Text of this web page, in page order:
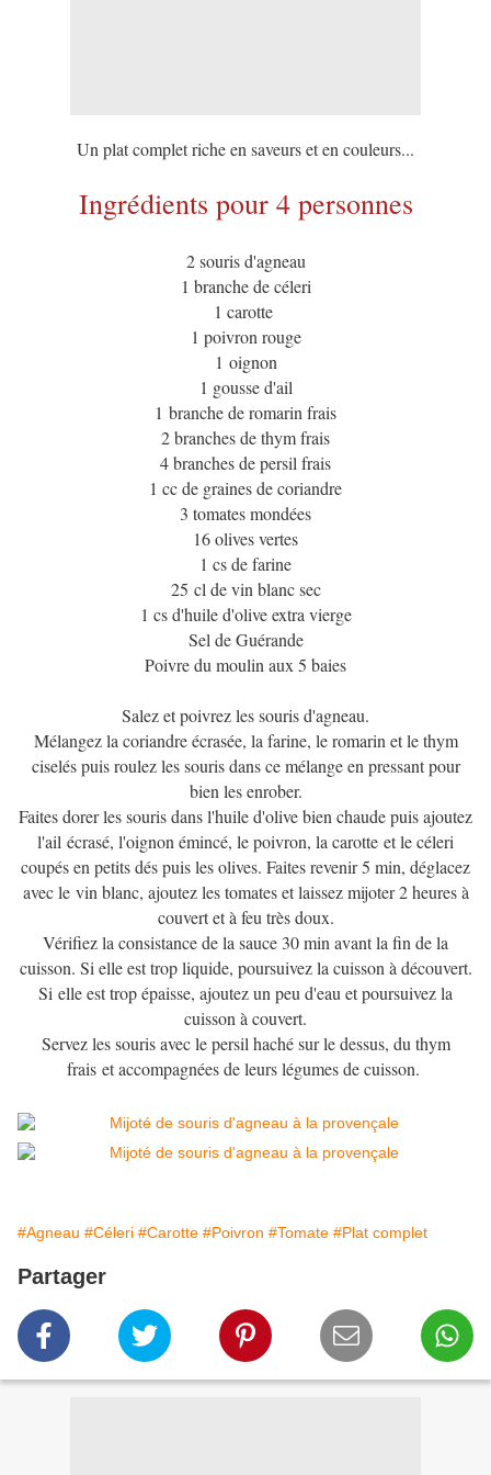
Un plat complet riche en saveurs et en couleurs...
Ingrédients pour 4 personnes
2 souris d'agneau
1 branche de céleri
1 carotte
1 poivron rouge
1 oignon
1 gousse d'ail
1 branche de romarin frais
2 branches de thym frais
4 branches de persil frais
1 cc de graines de coriandre
3 tomates mondées
16 olives vertes
1 cs de farine
25 cl de vin blanc sec
1 cs d'huile d'olive extra vierge
Sel de Guérande
Poivre du moulin aux 5 baies
Salez et poivrez les souris d'agneau.
Mélangez la coriandre écrasée, la farine, le romarin et le thym
ciselés puis roulez les souris dans ce mélange en pressant pour
bien les enrober.
Faites dorer les souris dans l'huile d'olive bien chaude puis ajoutez
l'ail écrasé, l'oignon émincé, le poivron, la carotte et le céleri
coupés en petits dés puis les olives. Faites revenir 5 min, déglacez
avec le vin blanc, ajoutez les tomates et laissez mijoter 2 heures à
couvert et à feu très doux.
Vérifiez la consistance de la sauce 30 min avant la fin de la
cuisson. Si elle est trop liquide, poursuivez la cuisson à découvert.
Si elle est trop épaisse, ajoutez un peu d'eau et poursuivez la
cuisson à couvert.
Servez les souris avec le persil haché sur le dessus, du thym
frais et accompagnées de leurs légumes de cuisson.
#Agneau #Céleri #Carotte #Poivron #Tomate #Plat complet
Partager